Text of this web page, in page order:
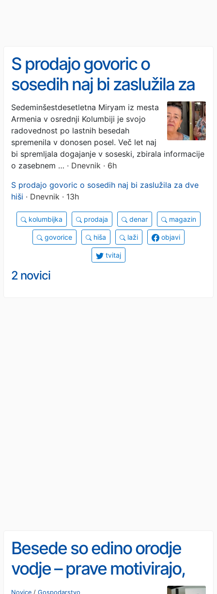
S prodajo govoric o
sosedih naj bi zaslužila za
dve hiši
Sedeminšestdesetletna Miryam iz mesta
Armenia v osrednji Kolumbiji je svojo
radovednost po lastnih besedah
spremenila v donosen posel. Več let naj
bi spremljala dogajanje v soseski, zbirala informacije
o zasebnem … · Dnevnik · 6h
S prodajo govoric o sosedih naj bi zaslužila za dve
hiši · Dnevnik · 13h
kolumbijka prodaja denar magazin
govorice hiša laži objavi
tvitaj
2 novici
Besede so edino orodje
vodje – prave motivirajo,
napačne prizadenejo in
Novice / Gospodarstvo